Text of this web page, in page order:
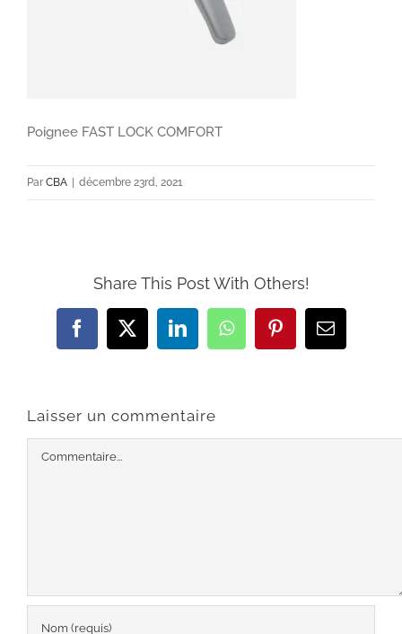
Poignee FAST LOCK COMFORT
Par CBA | décembre 23rd, 2021
Share This Post With Others!
Facebook
X LinkedInWhatsAppPinterestEmail
Laisser un commentaire
Commentaire